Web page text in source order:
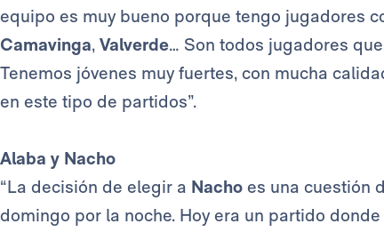
equipo es muy bueno porque tengo jugadores
Camavinga, Valverde… Son todos jugadores
Tenemos jóvenes muy fuertes, con mucha
en este tipo de partidos”.
Alaba y Nacho
“La decisión de elegir a Nacho es una cuestión
domingo por la noche. Hoy era un partido